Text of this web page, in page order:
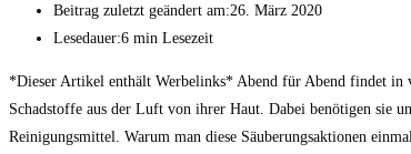
Beitrag zuletzt geändert am:26. März 2020
Lesedauer:6 min Lesezeit
*Dieser Artikel enthält Werbelinks* Abend für Abend findet in
Schadstoffe aus der Luft von ihrer Haut. Dabei benötigen sie
Reinigungsmittel. Warum man diese Säuberungsaktionen